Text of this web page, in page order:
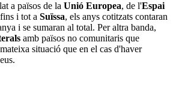
a països de la Unió Europea, de l'Espai
i tot a Suïssa, els anys cotitzats contaran
i se sumaran al total. Per altra banda,
amb països no comunitaris que
situació que en el cas d'haver